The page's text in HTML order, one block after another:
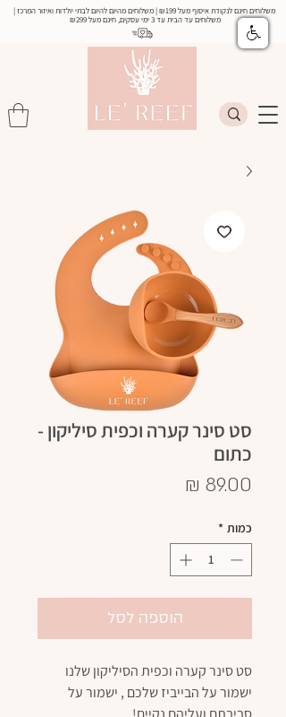
משלוחים חינם לנקודת איסוף מעל ₪199 | משלוחים מהיום להיום לבתי יולדות ואיזור המרכז |
משלוחים עד הבית עד 3 ימי עסקים, חינם מעל
₪299
סט סינר קערה וכפית סיליקון -
כתום
כמות *
הוספה לסל
סט סינר קערה וכפית הסיליקון שלנו
ישמור על הבייביז שלכם , ישמור על